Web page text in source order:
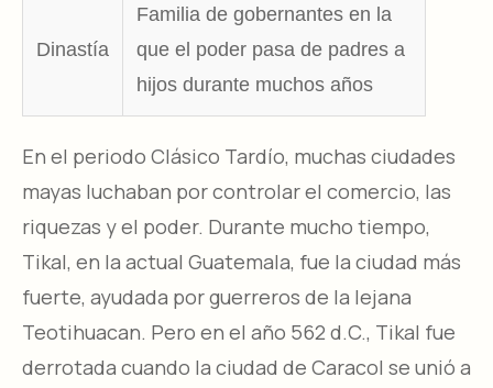
Dinastía
Familia de gobernantes en la
que el poder pasa de padres a
hijos durante muchos años
En el periodo Clásico Tardío, muchas ciudades
mayas luchaban por controlar el comercio, las
riquezas y el poder. Durante mucho tiempo,
Tikal, en la actual Guatemala, fue la ciudad más
fuerte, ayudada por guerreros de la lejana
Teotihuacan. Pero en el año 562 d.C., Tikal fue
derrotada cuando la ciudad de Caracol se unió a